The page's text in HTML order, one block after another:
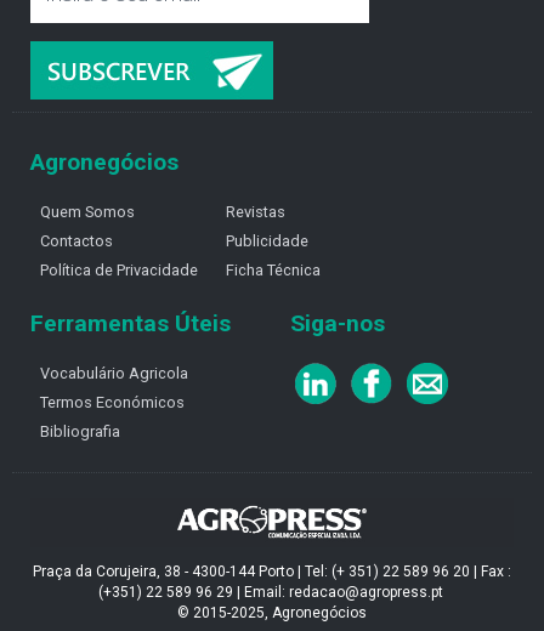
Agronegócios
Quem Somos
Contactos
Política de Privacidade
Revistas
Publicidade
Ficha Técnica
Ferramentas Úteis
Vocabulário Agricola
Termos Económicos
Bibliografia
Siga-nos
Praça da Corujeira, 38 - 4300-144 Porto | Tel: (+ 351) 22 589 96 20 | Fax :
(+351) 22 589 96 29 | Email: redacao@agropress.pt
© 2015-2025, Agronegócios